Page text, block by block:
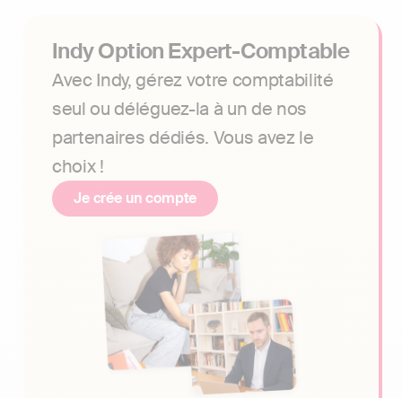
Indy Option Expert-Comptable
Avec Indy, gérez votre comptabilité
seul ou déléguez-la à un de nos
partenaires dédiés. Vous avez le
choix !
Je crée un compte